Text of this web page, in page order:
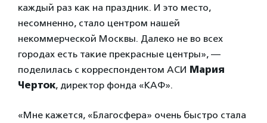
каждый раз как на праздник. И это место,
несомненно, стало центром нашей
некоммерческой Москвы. Далеко не во всех
городах есть такие прекрасные центры», —
поделилась с корреспондентом АСИ Мария
Черток, директор фонда «КАФ».
«Мне кажется, «Благосфера» очень быстро стала